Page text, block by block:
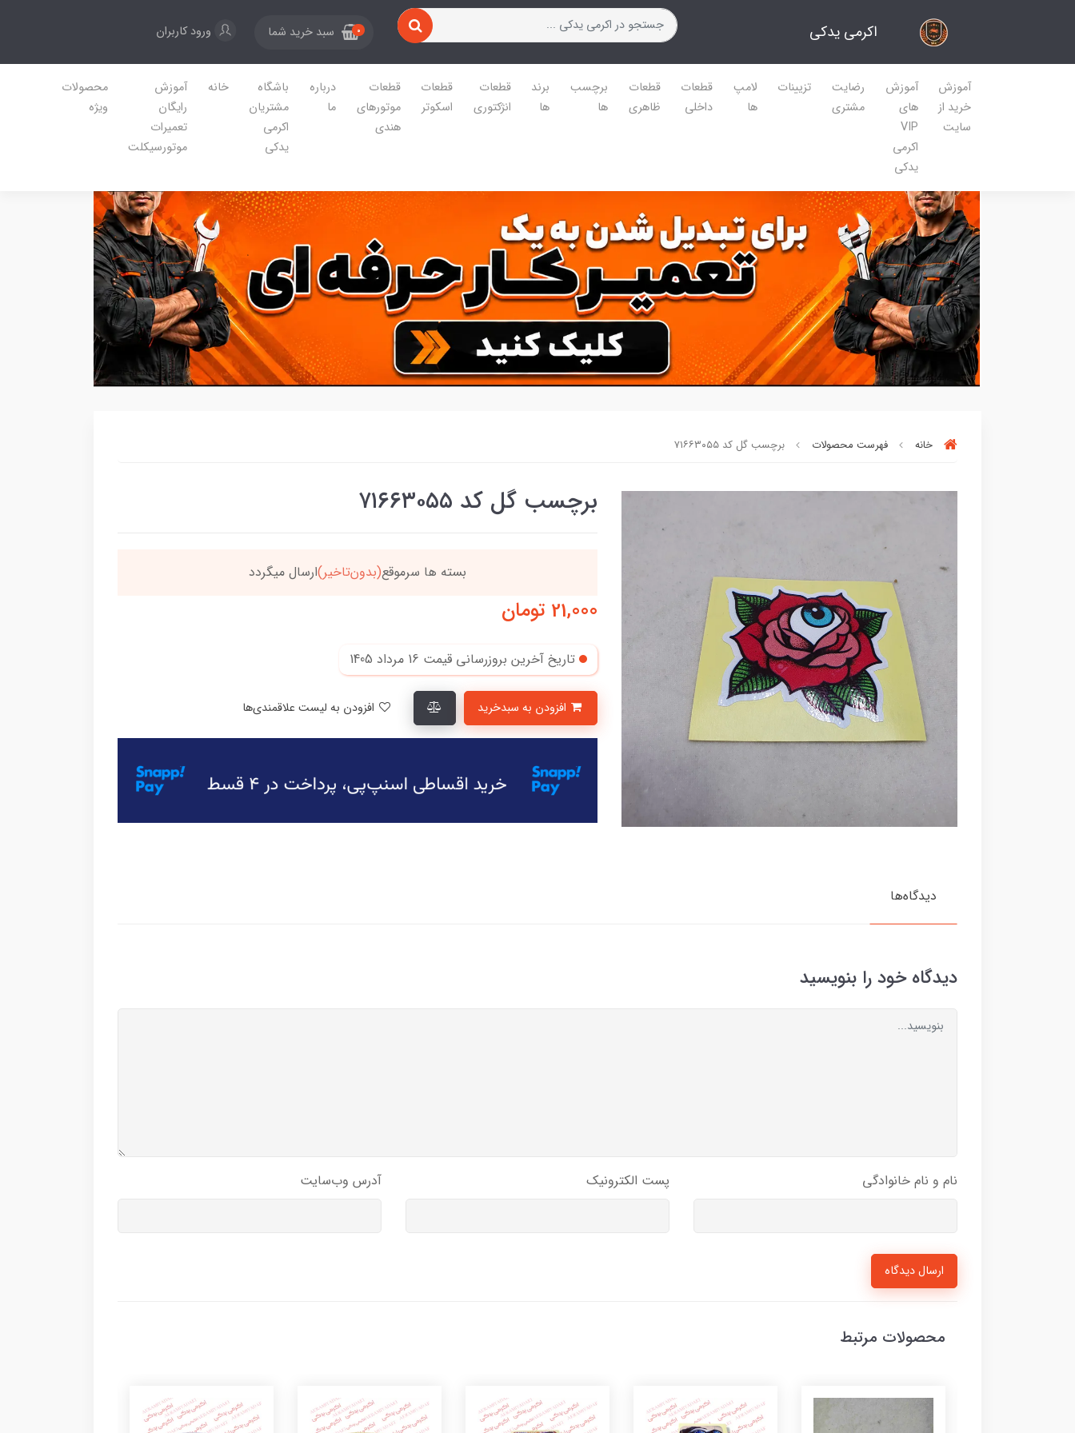
اکرمی یدکی 0 سبد خرید شما ورود کاربران
آموزش
خرید از
سایت
آموزش
های
VIP
اکرمی
یدکی
رضایت
مشتری
تزیینات
لامپ
ها
قطعات
داخلی
قطعات
ظاهری
برچسب
ها
برند
ها
قطعات
انژکتوری
قطعات
اسکوتر
قطعات
موتورهای
هندی
درباره
ما
باشگاه
مشتریان
اکرمی
یدکی
خانه
آموزش
رایگان
تعمیرات
موتورسیکلت
محصولات
ویژه
خانه فهرست محصولات برچسب گل کد ۷۱۶۶۳۰۵۵
برچسب گل کد ۷۱۶۶۳۰۵۵
،از این محصول راضی بودن بسته ها سرموقع(بدون‌تاخیر)ارسال میگردد
21,000 تومان
تاریخ آخرین بروزرسانی قیمت 16 مرداد 1405
دیدگاه‌ها
دیدگاه خود را بنویسید
نام و نام خانوادگی پست الکترونیک آدرس وب‌سایت
ارسال دیدگاه
محصولات مرتبط